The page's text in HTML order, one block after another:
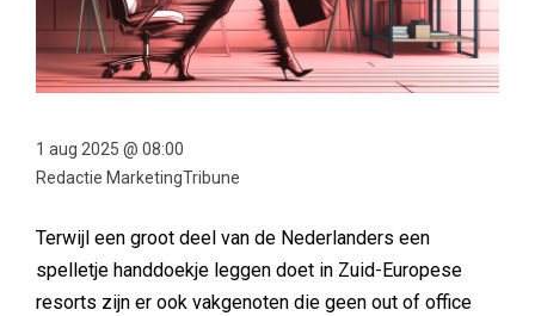
1 aug 2025 @ 08:00
Redactie MarketingTribune
Terwijl een groot deel van de Nederlanders een
spelletje handdoekje leggen doet in Zuid-Europese
resorts zijn er ook vakgenoten die geen out of office